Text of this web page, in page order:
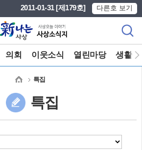
2011-01-31 [제179호] 다른호 보기
의회 이웃소식 열린마당 생활정
특집
특집